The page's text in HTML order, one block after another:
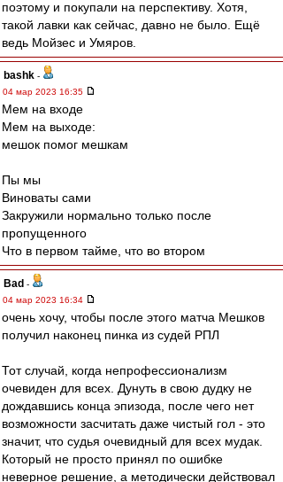
поэтому и покупали на перспективу. Хотя,
такой лавки как сейчас, давно не было. Ещё
ведь Мойзес и Умяров.
bashk -
04 мар 2023 16:35
Мем на входе
Мем на выходе:
мешок помог мешкам
Пы мы
Виноваты сами
Закружили нормально только после
пропущенного
Что в первом тайме, что во втором
Bad -
04 мар 2023 16:34
очень хочу, чтобы после этого матча Мешков
получил наконец пинка из судей РПЛ
Тот случай, когда непрофессионализм
очевиден для всех. Дунуть в свою дудку не
дождавшись конца эпизода, после чего нет
возможности засчитать даже чистый гол - это
значит, что судья очевидный для всех мудак.
Который не просто принял по ошибке
неверное решение, а методически действовал